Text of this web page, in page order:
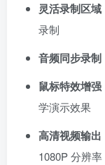
灵活录制区域
录制
音频同步录制
鼠标特效增强
学演示效果
高清视频输出
1080P 分辨率